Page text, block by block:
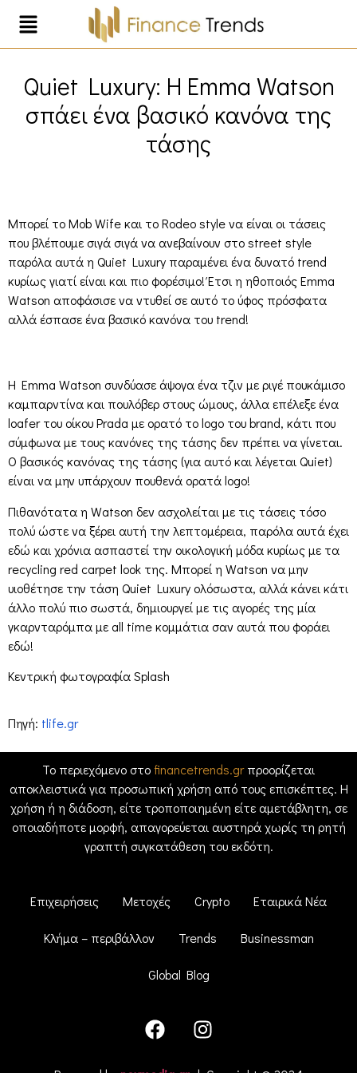
Quiet Luxury: Η Εmma Watson
σπάει ένα βασικό κανόνα της
τάσης
Μπορεί το Mob Wife και το Rodeo style να είναι οι τάσεις
που βλέπουμε σιγά σιγά να ανεβαίνουν στο street style
παρόλα αυτά η Quiet Luxury παραμένει ένα δυνατό trend
κυρίως γιατί είναι και πιο φορέσιμο! Έτσι η ηθοποιός Εmma
Watson αποφάσισε να ντυθεί σε αυτό το ύφος πρόσφατα
αλλά έσπασε ένα βασικό κανόνα του trend!
H Emma Watson συνδύασε άψογα ένα τζιν με ριγέ πουκάμισο
καμπαρντίνα και πουλόβερ στους ώμους, άλλα επέλεξε ένα
loafer του οίκου Prada με ορατό το logo του brand, κάτι που
σύμφωνα με τους κανόνες της τάσης δεν πρέπει να γίνεται.
Ο βασικός κανόνας της τάσης (για αυτό και λέγεται Quiet)
είναι να μην υπάρχουν πουθενά ορατά logo!
Πιθανότατα η Watson δεν ασχολείται με τις τάσεις τόσο
πολύ ώστε να ξέρει αυτή την λεπτομέρεια, παρόλα αυτά έχει
εδώ και χρόνια ασπαστεί την οικολογική μόδα κυρίως με τα
recycling red carpet look της. Μπορεί η Watson να μην
υιοθέτησε την τάση Quiet Luxury ολόσωστα, αλλά κάνει κάτι
άλλο πολύ πιο σωστά, δημιουργεί με τις αγορές της μία
γκαρνταρόμπα με all time κομμάτια σαν αυτά που φοράει
εδώ!
Κεντρική φωτογραφία Splash
Πηγή: tlife.gr
Το περιεχόμενο στο financetrends.grπροορίζεται
αποκλειστικά για προσωπική χρήση από τους επισκέπτες. Η
χρήση ή η διάδοση, είτε τροποποιημένη είτε αμετάβλητη, σε
οποιαδήποτε μορφή, απαγορεύεται αυστηρά χωρίς τη ρητή
γραπτή συγκατάθεση του εκδότη.
Επιχειρήσεις Μετοχές Crypto Εταιρικά Νέα
Κλήμα – περιβάλλον Trends Businessman
Global Blog